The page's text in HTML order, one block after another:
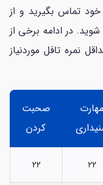
خود تماس بگیرید و از
در ادامه برخی از
نمره تافل موردنیاز
مهارت
صحبت
کردن
22
22